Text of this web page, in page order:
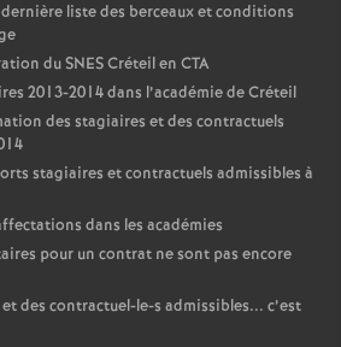
liste des berceaux et conditions
duSNESCréteil en CTA
2013-2014 dans l’académie de Créteil
des stagiaires et des contractuels
stagiaires et contractuels admissibles à
dans les académies
pour un contrat ne sont pas encore
des contractuel-le-s admissibles... c’est